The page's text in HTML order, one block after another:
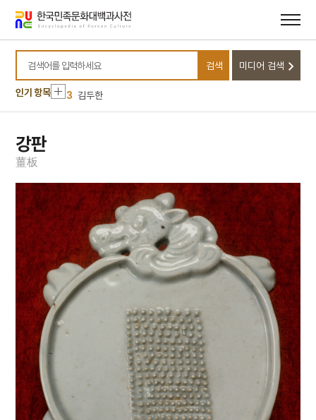
바로가기
바로가기
검색어를 입력하세요
검색 미디어 검색
인기 항목
10 이관
1 대정실업친목회
2 이부
3 김두한
4 대장
8
대사
9
대정
10
이관
1 대정실업친목회
2 이부
3
낭중
8
강판
薑板